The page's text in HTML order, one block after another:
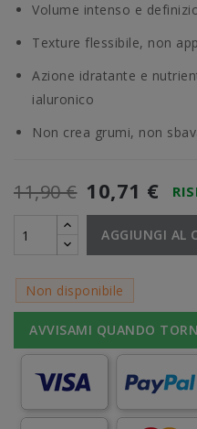
Volume intenso e
Texture flessibile, non
Azione idratante e
ialuronico
Non crea grumi, non
11,90 € 10,71 €
AGGIUNGI AL
Non disponibile